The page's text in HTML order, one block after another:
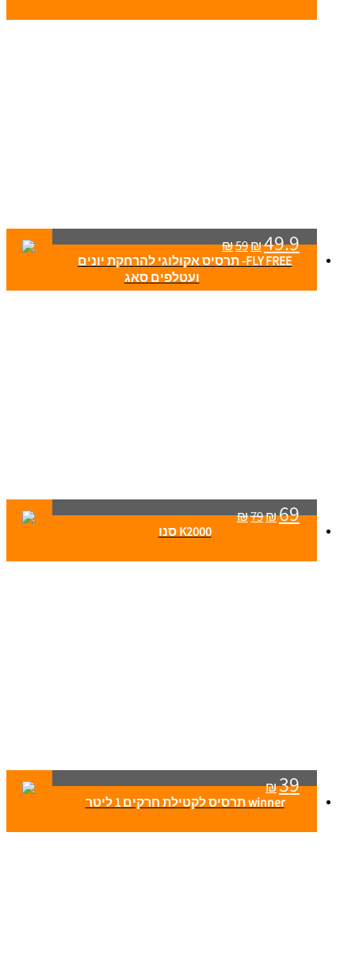
₪59₪49.9
FLY FREE- תרסיס אקולוגי להרחקת יונים
ועטלפים סאג
₪79₪69
K2000 סנו
₪39
winner תרסיס לקטילת חרקים 1 ליטר